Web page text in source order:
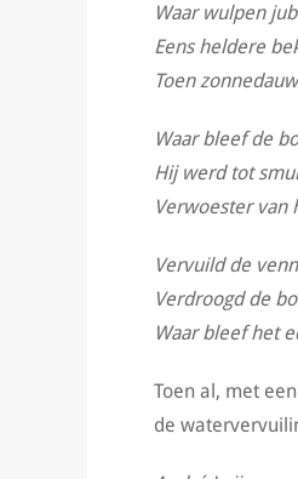
Waar wulpen
Eens heldere
Toen
Waar bleef de
Hij werd tot
Verwoester
Vervuild de
Verdroogd de
Waar bleef het
Toen al, met
de